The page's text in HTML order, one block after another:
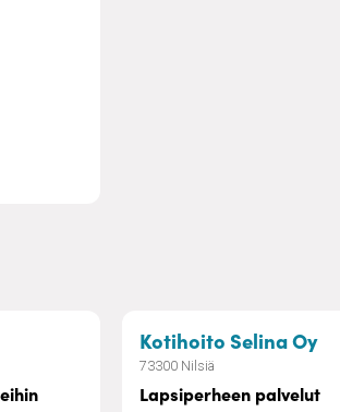
koteihinKotihoito Selina Oy–
73300 Nilsiä
Lapsiperheen palvelut